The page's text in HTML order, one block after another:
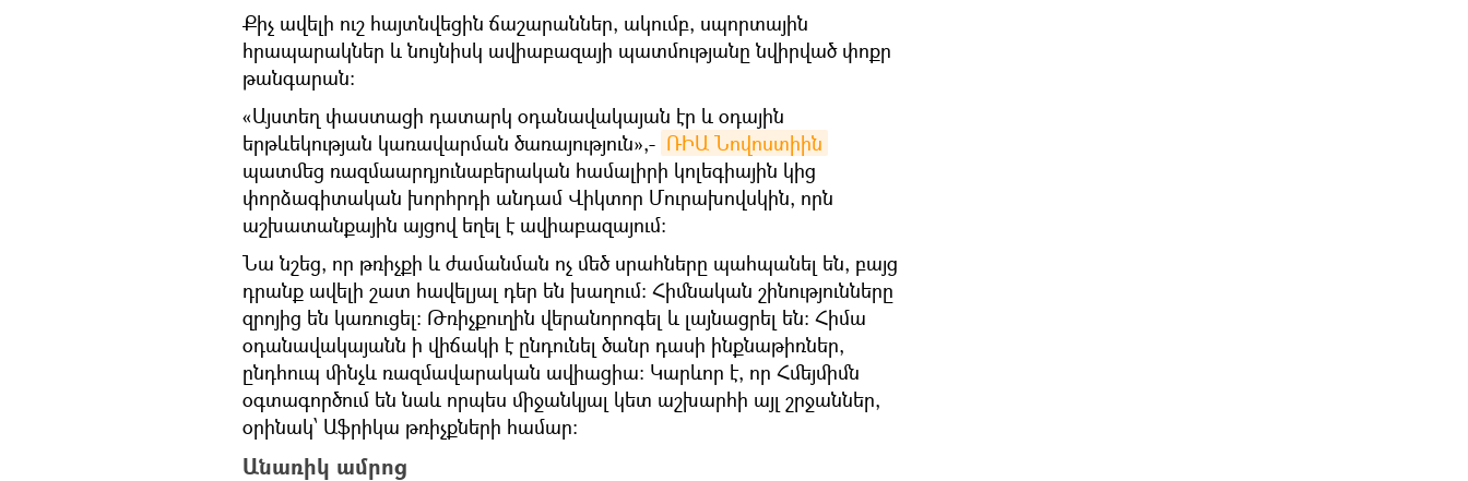
Քիչ ավելի ուշ հայտնվեցին ճաշարաններ, ակումբ, սպորտային
հրապարակներ և նույնիսկ ավիաբազայի պատմությանը նվիրված փոքր
թանգարան։
«Այստեղ փաստացի դատարկ օդանավակայան էր և օդային
երթևեկության կառավարման ծառայություն»,- ՌԻԱ Նովոստիին
պատմեց ռազմաարդյունաբերական համալիրի կոլեգիային կից
փորձագիտական խորհրդի անդամ Վիկտոր Մուրախովսկին, որն
աշխատանքային այցով եղել է ավիաբազայում։
Նա նշեց, որ թռիչքի և ժամանման ոչ մեծ սրահները պահպանել են, բայց
դրանք ավելի շատ հավելյալ դեր են խաղում։ Հիմնական շինությունները
զրոյից են կառուցել։ Թռիչքուղին վերանորոգել և լայնացրել են։ Հիմա
օդանավակայանն ի վիճակի է ընդունել ծանր դասի ինքնաթիռներ,
ընդհուպ մինչև ռազմավարական ավիացիա։ Կարևոր է, որ Հմեյմիմն
օգտագործում են նաև որպես միջանկյալ կետ աշխարհի այլ շրջաններ,
օրինակ՝ Աֆրիկա թռիչքների համար։
Անառիկ ամրոց